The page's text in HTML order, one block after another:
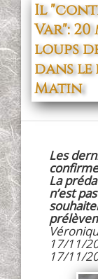
Il
Var": 20
loups
dans le
Matin
Les
La
n’est
17/11/
17/11/